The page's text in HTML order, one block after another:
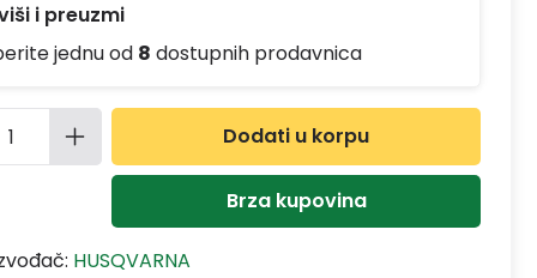
i preuzmi
jednu od 8 dostupnih prodavnica
proizvoda: Unesite željenu
Dodati u korpu
Brza kupovina
HUSQVARNA